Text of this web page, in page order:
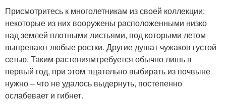
Присмотритесь к многолетникам из своей коллекции:
некоторые из них вооружены расположенными низко
над землей плотными листьями, под которыми летом
выпревают любые ростки. Другие душат чужаков густой
сетью. Таким растениямтребуется обычно лишь в
первый год, при этом тщательно выбирать из почвыне
нужно – что не удалось выдернуть, постепенно
ослабевает и гибнет.